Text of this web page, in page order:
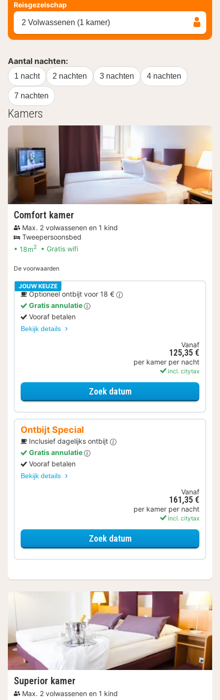
Reisgezelschap
2 Volwassenen (1 kamer)
Aantal nachten:
1 nacht 2 nachten 3 nachten 4 nachten
7 nachten
Kamers
Comfort kamer
Max. 2 volwassenen en 1 kind
Tweepersoonsbed
18m2 Gratis wifi
De voorwaarden
JOUW KEUZE
Optioneel ontbijt voor 18 €
Gratis annulatie
Vooraf betalen
Bekijk details
Vanaf
125,35 €
per kamer per nacht
incl. citytax
Zoek datumvoor Comfort kamer
Ontbijt Special
Inclusief dagelijks ontbijt
Gratis annulatie
Vooraf betalen
Bekijk details
Vanaf
161,35 €
per kamer per nacht
incl. citytax
Zoek datumvoor Ontbijt Special
Superior kamer
Max. 2 volwassenen en 1 kind